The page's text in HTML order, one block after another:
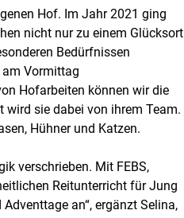
Hof. Im Jahr 2021 ging
nicht nur zu einem Glücksort
Bedürfnissen
am Vormittag
Hofarbeiten können wir die
wird sie dabei von ihrem Team.
Hühner und Katzen.
verschrieben. Mit FEBS,
Reitunterricht für Jung
an“, ergänzt Selina,